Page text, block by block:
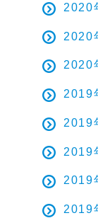
2020
2020
2020
2019
2019
2019
2019
2019